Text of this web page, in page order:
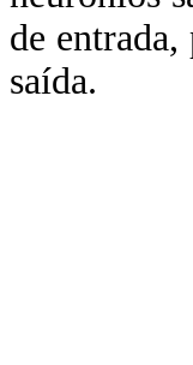
de
saída.